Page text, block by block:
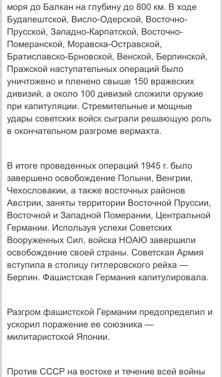
моря до Балкан на глубину до 800 км. В ходе
Будапештской, Висло-Одерской, Восточно-
Прусской, Западно-Карпатской, Восточно-
Померанской, Моравска-Остравской,
Братиславско-Брновской, Венской, Берлинской,
Пражской наступательных операций было
уничтожено и пленено свыше 150 вражеских
дивизий, а около 100 дивизий сложили оружие
при капитуляции. Стремительные и мощные
удары советских войск сыграли решающую роль
в окончательном разгроме вермахта.
В итоге проведенных операций 1945 г. было
завершено освобождение Полыни, Венгрии,
Чехословакии, а также восточных районов
Австрии, заняты территории Восточной Пруссии,
Восточной и Западной Померании, Центральной
Германии. Используя успехи Советских
Вооруженных Сил, войска НОАЮ завершили
освобождение своей страны. Советская Армия
вступила в столицу гитлеровского рейха —
Берлин. Фашистская Германия капитулировала.
Разгром фашистской Германии предопределил и
ускорил поражение ее союзника —
милитаристской Японии.
Против СССР на востоке и течение всей войны